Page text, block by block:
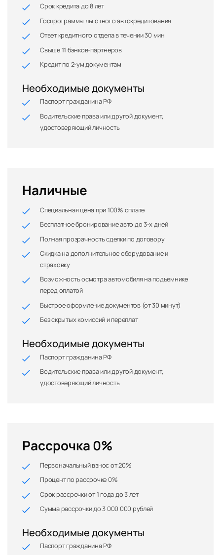
Срок кредита до 8 лет
Госпрограммы льготного автокредитования
Ответ кредитного отдела в течении 30 мин
Свыше 11 банков-партнеров
Кредит по 2-ум документам
Необходимые документы
Паспорт гражданина РФ
Водительские права или другой документ,
удостоверяющий личность
Наличные
Специальная цена при 100% оплате
Бесплатное бронирование авто до 3-х дней
Полная прозрачность сделки по договору
Скидка на дополнительное оборудование и
страховку
Возможность осмотра автомобиля на подъемнике
перед оплатой
Быстрое оформление документов (от 30 минут)
Без скрытых комиссий и переплат
Необходимые документы
Паспорт гражданина РФ
Водительские права или другой документ,
удостоверяющий личность
Рассрочка 0%
Первоначальный взнос от 20%
Процент по рассрочке 0%
Срок рассрочки от 1 года до 3 лет
Сумма рассрочки до 3 000 000 рублей
Необходимые документы
Паспорт гражданина РФ